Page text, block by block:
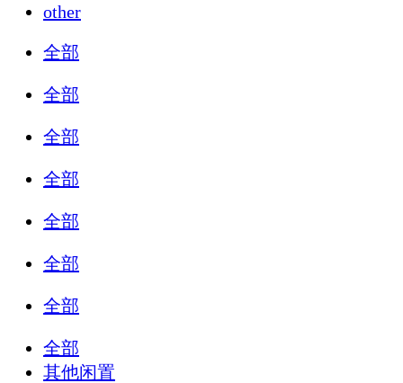
other
全部
全部
全部
全部
全部
全部
全部
全部
其他闲置